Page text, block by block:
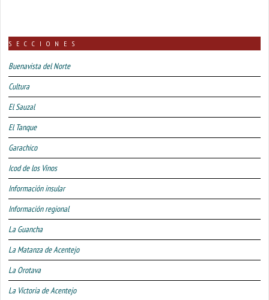
SECCIONES
Buenavista del Norte
Cultura
El Sauzal
El Tanque
Garachico
Icod de los Vinos
Información insular
Información regional
La Guancha
La Matanza de Acentejo
La Orotava
La Victoria de Acentejo